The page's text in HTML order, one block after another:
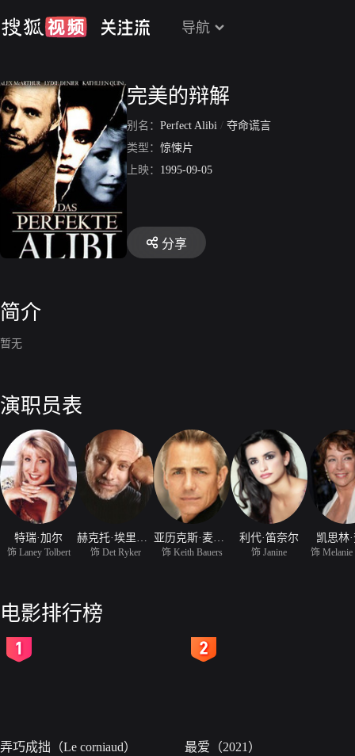
导航
完美的辩解
别名： Perfect Alibi / 夺命谎言
类型： 惊悚片
上映： 1995-09-05
分享
简介
暂无
演职员表
特瑞·加尔
饰 Laney Tolbert 饰 Det Ryker 饰 Keith Bauers
利代·笛奈尔
饰 Janine
凯思林
饰 Melanie
电影排行榜
弄巧成拙（Le corniaud） 最爱（2021）